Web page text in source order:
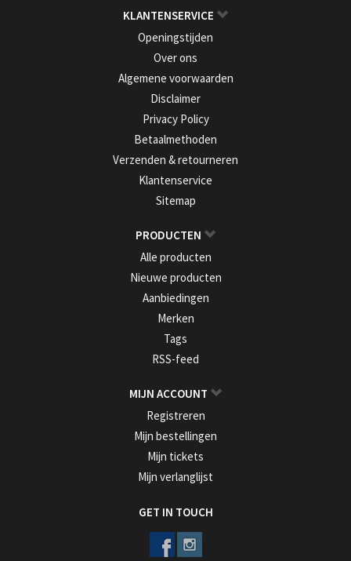
KLANTENSERVICE
Openingstijden
Over ons
Algemene voorwaarden
Disclaimer
Privacy Policy
Betaalmethoden
Verzenden & retourneren
Klantenservice
Sitemap
PRODUCTEN
Alle producten
Nieuwe producten
Aanbiedingen
Merken
Tags
RSS-feed
MIJN ACCOUNT
Registreren
Mijn bestellingen
Mijn tickets
Mijn verlanglijst
GET IN TOUCH